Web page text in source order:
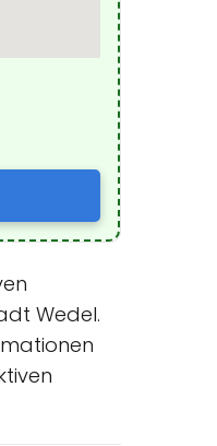
Wedel.